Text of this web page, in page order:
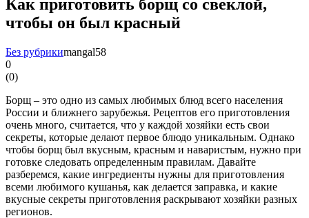
Как приготовить борщ со свеклой,
чтобы он был красный
Без рубрикиmangal58
0
(0)
Борщ – это одно из самых любимых блюд всего населения
России и ближнего зарубежья. Рецептов его приготовления
очень много, считается, что у каждой хозяйки есть свои
секреты, которые делают первое блюдо уникальным. Однако
чтобы борщ был вкусным, красным и наваристым, нужно при
готовке следовать определенным правилам. Давайте
разберемся, какие ингредиенты нужны для приготовления
всеми любимого кушанья, как делается заправка, и какие
вкусные секреты приготовления раскрывают хозяйки разных
регионов.